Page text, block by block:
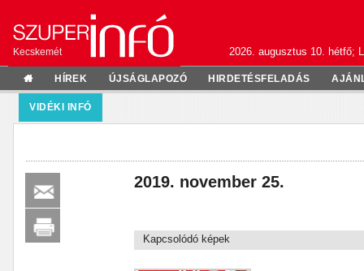
Kecskemét 2026. augusztus 10. hétfő;
HÍREK ÚJSÁGLAPOZÓ HIRDETÉSFELADÁS
VIDÉKI INFÓ
2019. november 25.
Kapcsolódó képek